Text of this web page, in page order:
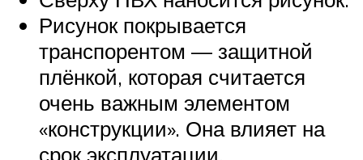
Рисунок покрывается
транспорентом — защитной
плёнкой, которая считается
очень важным элементом
«конструкции». Она влияет на
срок эксплуатации.